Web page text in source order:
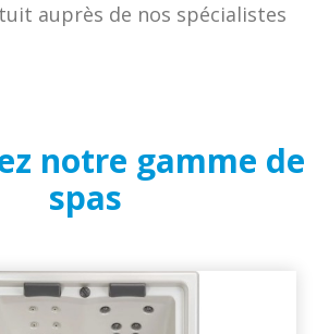
auprès de nos spécialistes
notre gamme de
spas